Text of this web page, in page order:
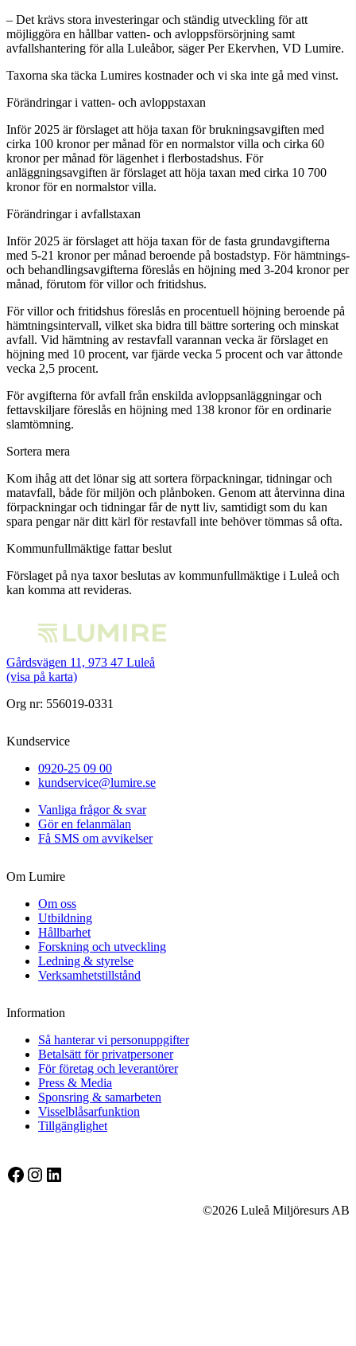
– Det krävs stora investeringar och ständig utveckling för att
möjliggöra en hållbar vatten- och avloppsförsörjning samt
avfallshantering för alla Luleåbor, säger Per Ekervhen, VD Lumire.
Taxorna ska täcka Lumires kostnader och vi ska inte gå med vinst.
Förändringar i vatten- och avloppstaxan
Inför 2025 är förslaget att höja taxan för brukningsavgiften med
cirka 100 kronor per månad för en normalstor villa och cirka 60
kronor per månad för lägenhet i flerbostadshus. För
anläggningsavgiften är förslaget att höja taxan med cirka 10 700
kronor för en normalstor villa.
Förändringar i avfallstaxan
Inför 2025 är förslaget att höja taxan för de fasta grundavgifterna
med 5-21 kronor per månad beroende på bostadstyp. För hämtnings-
och behandlingsavgifterna föreslås en höjning med 3-204 kronor per
månad, förutom för villor och fritidshus.
För villor och fritidshus föreslås en procentuell höjning beroende på
hämtningsintervall, vilket ska bidra till bättre sortering och minskat
avfall. Vid hämtning av restavfall varannan vecka är förslaget en
höjning med 10 procent, var fjärde vecka 5 procent och var åttonde
vecka 2,5 procent.
För avgifterna för avfall från enskilda avloppsanläggningar och
fettavskiljare föreslås en höjning med 138 kronor för en ordinarie
slamtömning.
Sortera mera
Kom ihåg att det lönar sig att sortera förpackningar, tidningar och
matavfall, både för miljön och plånboken. Genom att återvinna dina
förpackningar och tidningar får de nytt liv, samtidigt som du kan
spara pengar när ditt kärl för restavfall inte behöver tömmas så ofta.
Kommunfullmäktige fattar beslut
Förslaget på nya taxor beslutas av kommunfullmäktige i Luleå och
kan komma att revideras.
Gårdsvägen 11, 973 47 Luleå
(visa på karta)
Org nr: 556019-0331
Kundservice
0920-25 09 00
kundservice@lumire.se
Vanliga frågor & svar
Gör en felanmälan
Få SMS om avvikelser
Om Lumire
Om oss
Utbildning
Hållbarhet
Forskning och utveckling
Ledning & styrelse
Verksamhetstillstånd
Information
Så hanterar vi personuppgifter
Betalsätt för privatpersoner
För företag och leverantörer
Press & Media
Sponsring & samarbeten
Visselblåsarfunktion
Tillgänglighet
Facebook Instagram LinkedIn
©2026 Luleå Miljöresurs AB